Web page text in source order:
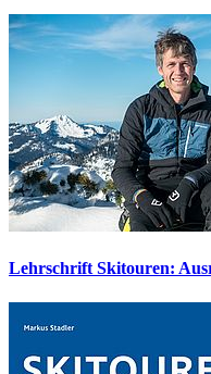
Lehrschrift Skitouren: